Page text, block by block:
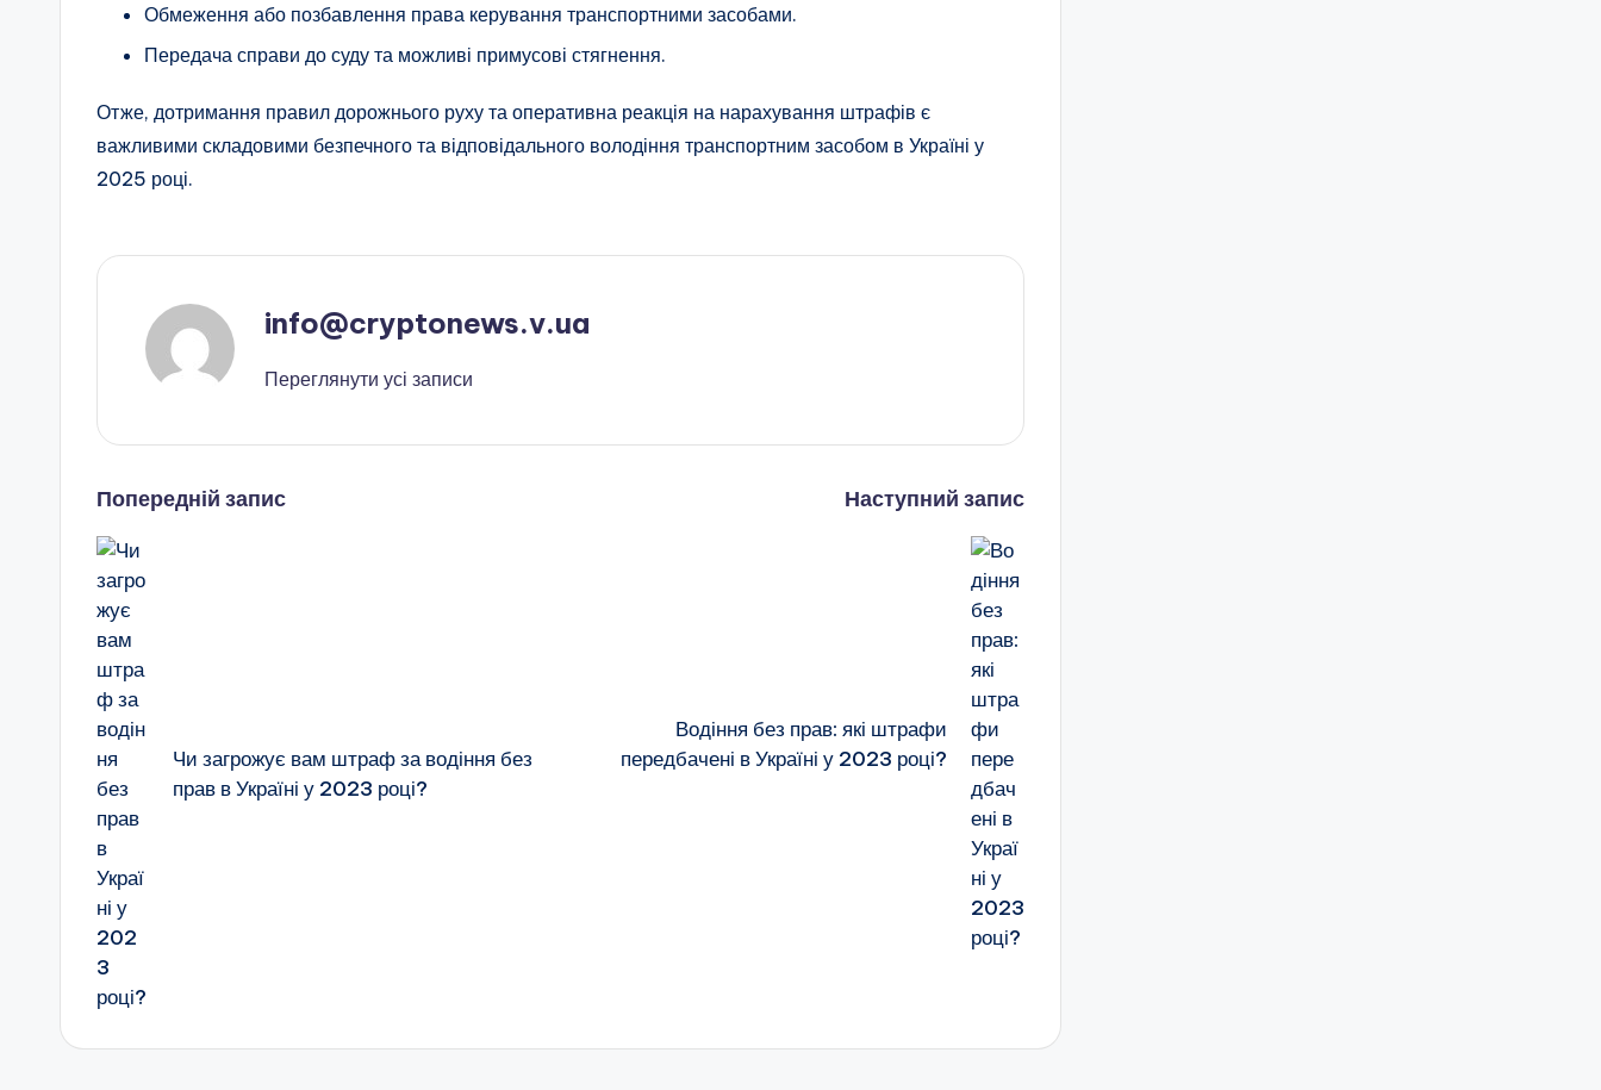
Обмеження або позбавлення права керування транспортними засобами.
Передача справи до суду та можливі примусові стягнення.
Отже, дотримання правил дорожнього руху та оперативна реакція на нарахування штрафів є
важливими складовими безпечного та відповідального володіння транспортним засобом в Україні у
2025 році.
info@cryptonews.v.ua
Переглянути усі записи
Навігація
по
запису
Попередній запис
Чи загрожує вам штраф за водіння без
прав в Україні у 2023 році?
Наступний запис
Водіння без прав: які штрафи
передбачені в Україні у 2023 році?